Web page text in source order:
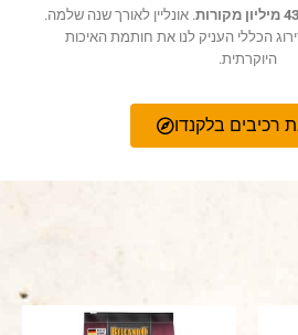
מקורות
. אונליין לאורך שנה שלמה.
הכללי העניק לנו את חותמת האיכות
היוקרתית.
רכיבים בלקנדו
טווח
מחירים:
למוצר